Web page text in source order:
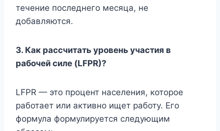
течение последнего месяца, не
добавляются.
3. Как рассчитать уровень участия в
рабочей силе (LFPR)?
LFPR — это процент населения, которое
работает или активно ищет работу. Его
формула формулируется следующим